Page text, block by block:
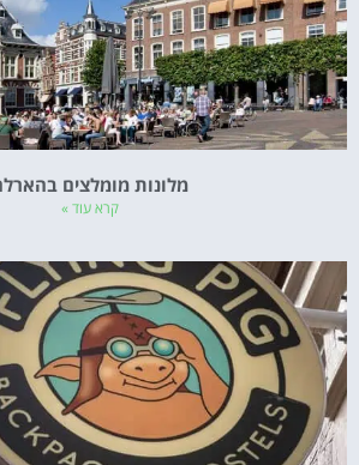
מלונות מומלצים
קרא עוד »